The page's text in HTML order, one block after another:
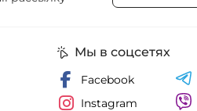
Мы в соцсетях
Facebook
Instagram